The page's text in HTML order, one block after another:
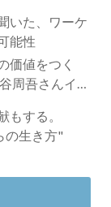
いた、ワーケ
能性
価値をつく
周吾さんイン
もする。
の生き方"